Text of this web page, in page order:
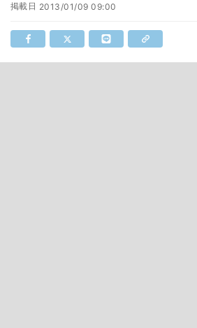
掲載日 2013/01/09 09:00